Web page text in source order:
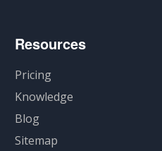
Resources
Pricing
Knowledge
Blog
Sitemap